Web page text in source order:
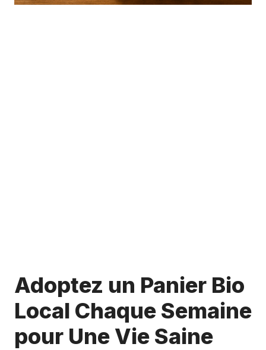
Adoptez un Panier Bio
Local Chaque Semaine
pour Une Vie Saine